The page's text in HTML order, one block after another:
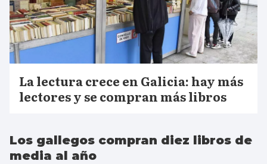
La lectura crece en Galicia: hay más
lectores y se compran más libros
Los gallegos compran diez libros de
media al año